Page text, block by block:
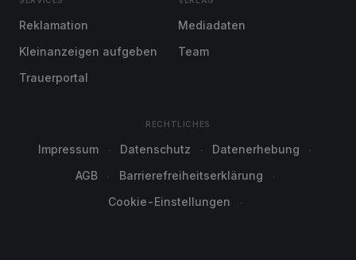
Reklamation
Kleinanzeigen aufgeben
Trauerportal
Mediadaten
Team
RECHTLICHES
Impressum Datenschutz
Datenerhebung
AGB
Barrierefreiheitserklärung
Cookie-Einstellungen